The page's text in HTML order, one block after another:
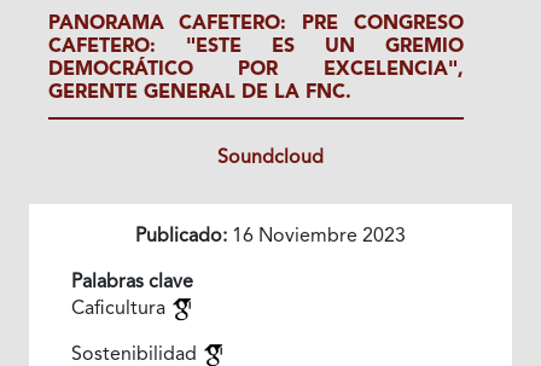
PANORAMA CAFETERO: PRE CONGRESO
CAFETERO: "ESTE ES UN GREMIO
DEMOCRÁTICO POR EXCELENCIA",
GERENTE GENERAL DE LA FNC.
Soundcloud
Publicado: 16 Noviembre 2023
Palabras clave
Caficultura
Sostenibilidad